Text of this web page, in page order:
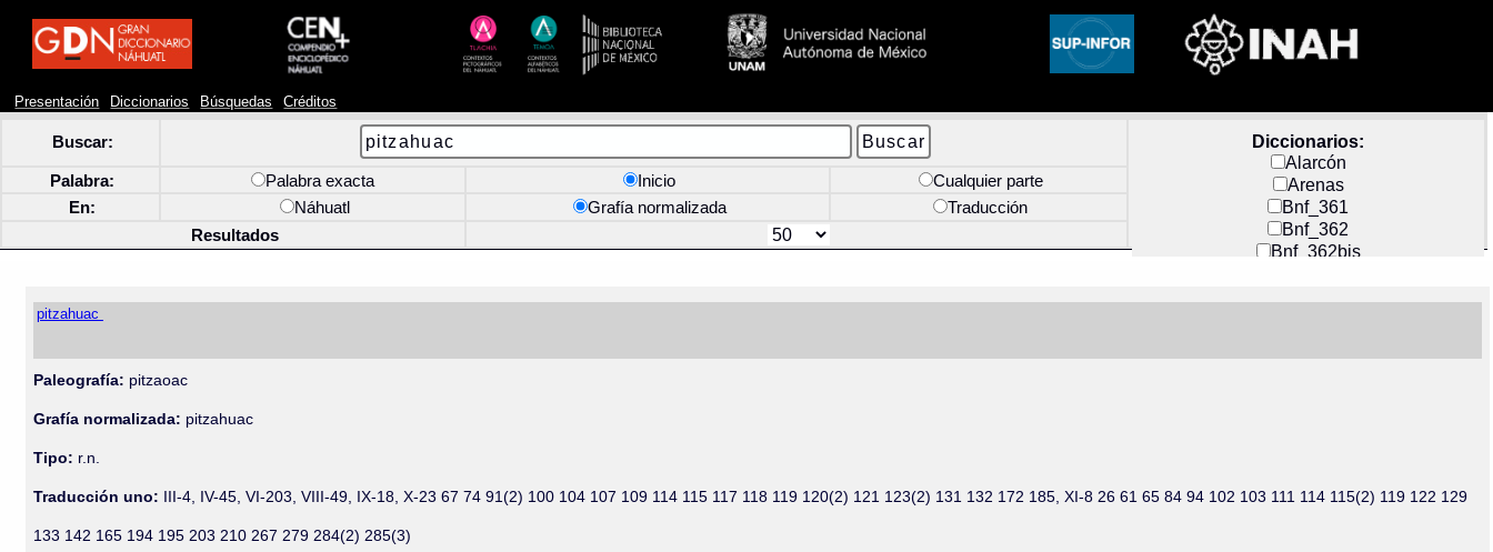
Presentación Diccionarios Búsquedas Créditos
Buscar:
Diccionarios:
Alarcón
Arenas
Bnf_361
Bnf_362
Bnf_362bis
Docs_México
Olmos_G
Palabra: Palabra exacta Inicio
Cualquier parte
En:
Náhuatl Grafía normalizada
Traducción
Resultados
pitzahuac
Paleografía: pitzaoac
Grafía normalizada: pitzahuac
Tipo: r.n.
Traducción uno: III-4, IV-45, VI-203, VIII-49, IX-18, X-23 67 74 91(2) 100 104 107 109 114 115 117 118 119 120(2) 121 123(2) 131 132 172 185, XI-8 26 61 65 84 94 102 103 111 114 115(2) 119 122 129
133 142 165 194 195 203 210 267 279 284(2) 285(3)